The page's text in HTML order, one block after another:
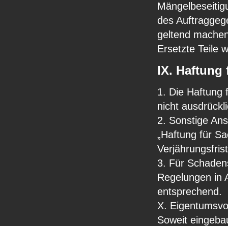
des
geltend
Ersetzte Teile
IX. Haftung
1. Die Haftung
nicht
2. Sonstige
„Haftung für
3. Für
Regelungen in
entsprechend.
X.
Soweit